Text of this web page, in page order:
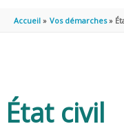
Accueil Vos démarches
État civil